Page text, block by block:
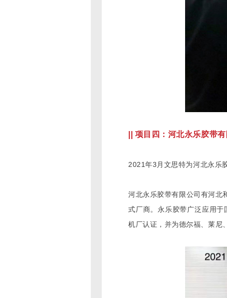
|| 项目四：河北永乐胶带
2021年3月文思特为河北永乐
河北永乐胶带有限公司有河北
式厂商。永乐胶带广泛应用
机厂认证，并为德尔福、莱尼